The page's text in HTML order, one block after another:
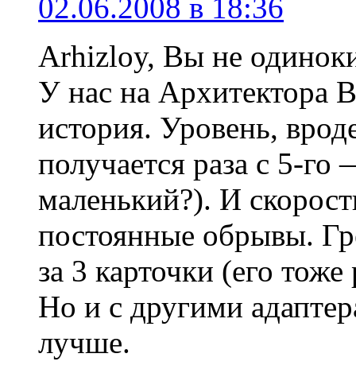
02.06.2008 в 18:36
Arhizloy, Вы не
У нас на Архитектора
история. Уровень,
получается раза с 5-
маленький?). И
постоянные обрывы.
за 3 карточки (его
Но и с другими
лучше.